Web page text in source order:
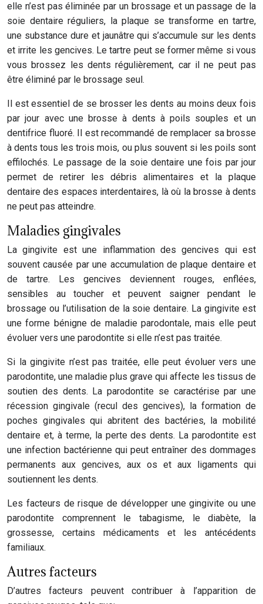
elle n’est pas éliminée par un brossage et un passage de la
soie dentaire réguliers, la plaque se transforme en tartre,
une substance dure et jaunâtre qui s’accumule sur les dents
et irrite les gencives. Le tartre peut se former même si vous
vous brossez les dents régulièrement, car il ne peut pas
être éliminé par le brossage seul.
Il est essentiel de se brosser les dents au moins deux fois
par jour avec une brosse à dents à poils souples et un
dentifrice fluoré. Il est recommandé de remplacer sa brosse
à dents tous les trois mois, ou plus souvent si les poils sont
effilochés. Le passage de la soie dentaire une fois par jour
permet de retirer les débris alimentaires et la plaque
dentaire des espaces interdentaires, là où la brosse à dents
ne peut pas atteindre.
Maladies gingivales
La gingivite est une inflammation des gencives qui est
souvent causée par une accumulation de plaque dentaire et
de tartre. Les gencives deviennent rouges, enflées,
sensibles au toucher et peuvent saigner pendant le
brossage ou l’utilisation de la soie dentaire. La gingivite est
une forme bénigne de maladie parodontale, mais elle peut
évoluer vers une parodontite si elle n’est pas traitée.
Si la gingivite n’est pas traitée, elle peut évoluer vers une
parodontite, une maladie plus grave qui affecte les tissus de
soutien des dents. La parodontite se caractérise par une
récession gingivale (recul des gencives), la formation de
poches gingivales qui abritent des bactéries, la mobilité
dentaire et, à terme, la perte des dents. La parodontite est
une infection bactérienne qui peut entraîner des dommages
permanents aux gencives, aux os et aux ligaments qui
soutiennent les dents.
Les facteurs de risque de développer une gingivite ou une
parodontite comprennent le tabagisme, le diabète, la
grossesse, certains médicaments et les antécédents
familiaux.
Autres facteurs
D’autres facteurs peuvent contribuer à l’apparition de